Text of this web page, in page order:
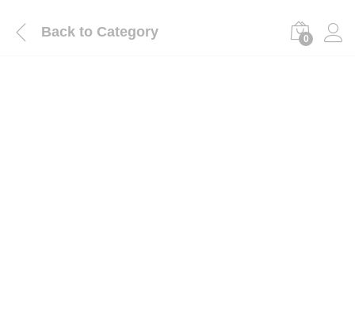
Back to Category 0